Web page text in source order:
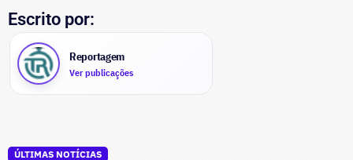
Escrito por:
Reportagem
Ver publicações
ÚLTIMAS NOTÍCIAS